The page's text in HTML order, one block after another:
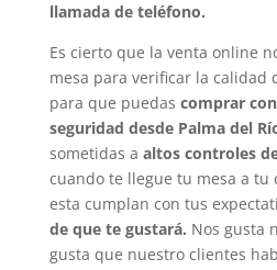
llamada de teléfono.
Es cierto que la venta online
mesa para verificar la calidad
para que puedas comprar
seguridad desde Palma del
sometidas a altos controles
cuando te llegue tu mesa a tu
esta cumplan con tus
de que te gustará. Nos gusta
gusta que nuestro clientes